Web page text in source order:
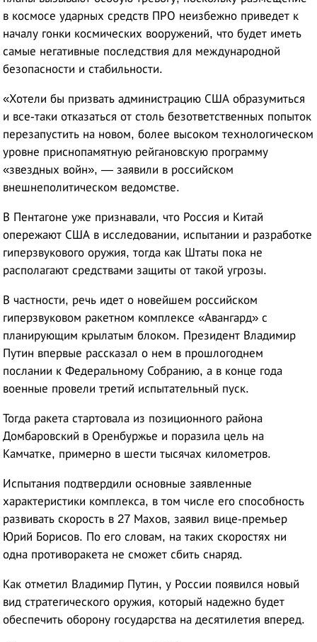
в космосе ударных средств ПРО неизбежно приведет к
началу гонки космических вооружений, что будет иметь
самые негативные последствия для международной
безопасности и стабильности.
«Хотели бы призвать администрацию США образумиться
и все-таки отказаться от столь безответственных попыток
перезапустить на новом, более высоком технологическом
уровне приснопамятную рейгановскую программу
«звездных войн», — заявили в российском
внешнеполитическом ведомстве.
В Пентагоне уже признавали, что Россия и Китай
опережают США в исследовании, испытании и разработке
гиперзвукового оружия, тогда как Штаты пока не
располагают средствами защиты от такой угрозы.
В частности, речь идет о новейшем российском
гиперзвуковом ракетном комплексе «Авангард» с
планирующим крылатым блоком. Президент Владимир
Путин впервые рассказал о нем в прошлогоднем
послании к Федеральному Собранию, а в конце года
военные провели третий испытательный пуск.
Тогда ракета стартовала из позиционного района
Домбаровский в Оренбуржье и поразила цель на
Камчатке, примерно в шести тысячах километров.
Испытания подтвердили основные заявленные
характеристики комплекса, в том числе его способность
развивать скорость в 27 Махов, заявил вице-премьер
Юрий Борисов. По его словам, на таких скоростях ни
одна противоракета не сможет сбить снаряд.
Как отметил Владимир Путин, у России появился новый
вид стратегического оружия, который надежно будет
обеспечить оборону государства на десятилетия вперед.